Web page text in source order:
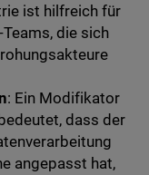
ist hilfreich für
die sich
: Ein Modifikator
dass der
angepasst hat,